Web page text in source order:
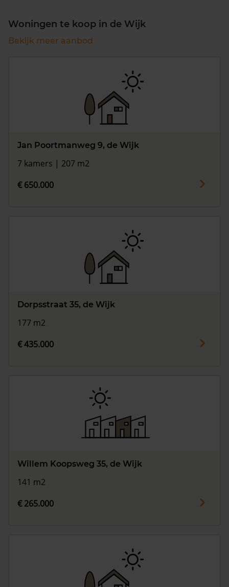
Woningen te koop in de Wijk
Bekijk meer aanbod
Jan Poortmanweg 9, de Wijk
7 kamers | 207 m2
€ 650.000
Dorpsstraat 35, de Wijk
177 m2
€ 435.000
Willem Koopsweg 35, de Wijk
141 m2
€ 265.000